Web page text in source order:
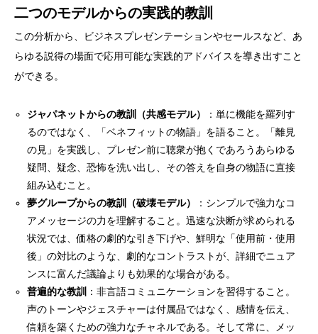
二つのモデルからの実践的教訓
この分析から、ビジネスプレゼンテーションやセールスなど、あ
らゆる説得の場面で応用可能な実践的アドバイスを導き出すこと
ができる。
ジャパネットからの教訓（共感モデル）
：単に機能を羅列す
るのではなく、「ベネフィットの物語」を語ること。「離見
の見」を実践し、プレゼン前に聴衆が抱くであろうあらゆる
疑問、疑念、恐怖を洗い出し、その答えを自身の物語に直接
組み込むこと。
夢グループからの教訓（破壊モデル）
：シンプルで強力なコ
アメッセージの力を理解すること。迅速な決断が求められる
状況では、価格の劇的な引き下げや、鮮明な「使用前・使用
後」の対比のような、劇的なコントラストが、詳細でニュア
ンスに富んだ議論よりも効果的な場合がある。
普遍的な教訓
：非言語コミュニケーションを習得すること。
声のトーンやジェスチャーは付属品ではなく、感情を伝え、
信頼を築くための強力なチャネルである。そして常に、メッ